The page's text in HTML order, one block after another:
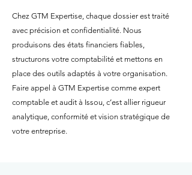
Chez GTM Expertise, chaque dossier est traité
avec précision et confidentialité. Nous
produisons des états financiers fiables,
structurons votre comptabilité et mettons en
place des outils adaptés à votre organisation.
Faire appel à GTM Expertise comme expert
comptable et audit à Issou, c’est allier rigueur
analytique, conformité et vision stratégique de
votre entreprise.